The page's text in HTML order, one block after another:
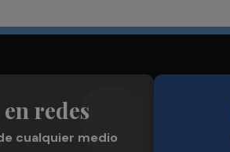
redes
cualquier medio